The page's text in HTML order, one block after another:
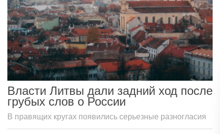
Власти Литвы дали задний ход после
грубых слов о России
В правящих кругах появились серьезные разногласия